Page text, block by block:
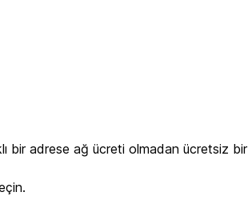
bir adrese ağ ücreti olmadan ücretsiz bir